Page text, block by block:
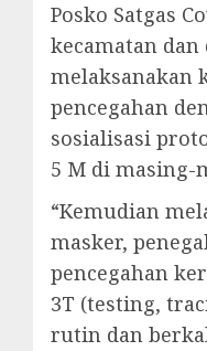
Posko Satgas
kecamatan
melaksanakan
pencegahan
sosialisasi
5 M di masing-
“Kemudian
masker,
pencegahan
3T (testing,
rutin dan